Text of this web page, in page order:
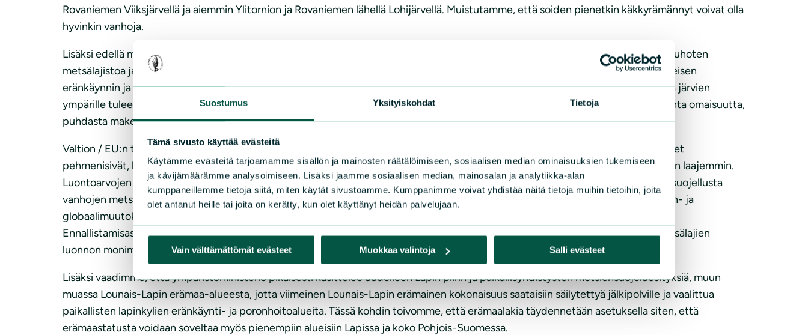
Suostumus Yksityiskohdat Tietoja
Tämä sivusto käyttää evästeitä
Käytämme evästeitä tarjoamamme sisällön ja mainosten räätälöimiseen, sosiaalisen median ominaisuuksien tukemiseen
ja kävijämäärämme analysoimiseen. Lisäksi jaamme sosiaalisen median, mainosalan ja analytiikka-alan
kumppaneillemme tietoja siitä, miten käytät sivustoamme. Kumppanimme voivat yhdistää näitä tietoja muihin tietoihin, joita
olet antanut heille tai joita on kerätty, kun olet käyttänyt heidän palvelujaan.
Vain välttämättömät evästeet Muokkaa valintoja Salli evästeet
Rovaniemen Viiksjärvellä ja aiemmin Ylitornion ja Rovaniemen lähellä Lohijärvellä. Muistutamme, että soiden pienetkin käkkyrämännyt voivat olla
hyvinkin vanhoja.
Lisäksi edellä mainitut ojitukset ja avohakkuuraiskiot avoaurauksineen tapahtuvat usein erityisen arvokkaissa vanhoissa metsissä tuhoten
metsälajistoa ja köyhdyttäen luonnon monimuotoisuutta. Ne heikentävät samalla maisema-, luonto- ja virkistysarvoja sekä perinteisen
eränkäynnin ja poronhoidon nautinta-oikeuksia. Lähteiden, purojen, norojen, suojuottien, pohjavesialueiden, soiden ja jokien sekä järvien
ympärille tulee aina jättää vähintään 50 metriä leveä suojavyöhyke turvaamaan globaalimuutoksien aikakauden Suomen arvokkainta omaisuutta,
puhdasta makeaa vettä.
Valtion / EU:n tulisikin puuttua edellä mainittuun, esim. erityisellä ”vaihtomaa- ja luonnonkorvaus”-rahastolla, jotta metsäkäytänteet
pehmenisivät, luonnon monimuotoisuutta ja lajiston selviytymisedellytyksiä edistettäisiin ja vanhojen metsien alueita säilytettäisiin laajemmin.
Luontoarvojen ja uhanalaisten lajien kannalta merkittävien alueiden ympäristöä tulee ennallistaa mahdollisimman laajalla säteellä suojellusta
vanhojen metsien saarekkeesta. Siten uhanalaisilla ja/tai heikentyvillä lajeilla on mahdollisuus selvitä ihmisen aiheuttaman ilmaston- ja
globaalimuutoksien yhteisvaikutuksista, tulevien sukupolvien ihasteltavaksi.
Ennallistamisasetukseen vedoten esitämme kaikkien olemassa olevien vanhojen metsien ympärille ekologista ennallistamista metsälajien
luonnon monimuotoisuuden köyhtymisen ja lajikadon estämiseksi ja nykyisten populaatioiden kohentamiseksi.
Lisäksi vaadimme, että ympäristöministeriö pikaisesti käsittelee uudelleen Lapin piirin ja paikallisyhdistysten metsiensuojeluesityksiä, muun
muassa Lounais-Lapin erämaa-alueesta, jotta viimeinen Lounais-Lapin erämainen kokonaisuus saataisiin säilytettyä jälkipolville ja vaalittua
paikallisten lapinkylien eränkäynti- ja poronhoitoalueita. Tässä kohdin toivomme, että erämaalakia täydennetään asetuksella siten, että
erämaastatusta voidaan soveltaa myös pienempiin alueisiin Lapissa ja koko Pohjois-Suomessa.